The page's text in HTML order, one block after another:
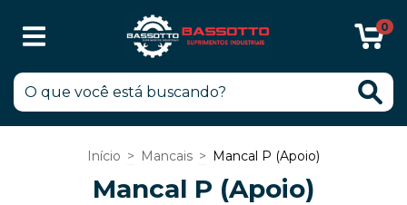
0
Início > Mancais > Mancal P (Apoio)
Mancal P (Apoio)